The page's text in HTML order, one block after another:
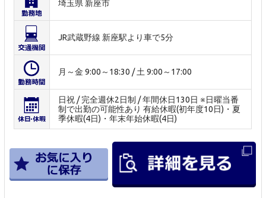
埼玉県 新座市
JR武蔵野線 新座駅より車で5分
月～金 9:00～18:30 / 土 9:00～17:00
日祝 / 完全週休2日制 / 年間休日130日 ※日曜当番
制で出勤の可能性あり 有給休暇(初年度10日)・夏
季休暇(4日)・年末年始休暇(4日)